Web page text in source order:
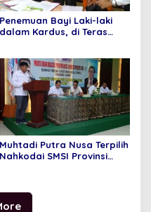
Penemuan Bayi Laki-laki
dalam Kardus, di Teras
Muhtadi Putra Nusa Terpilih
Nahkodai SMSI Provinsi